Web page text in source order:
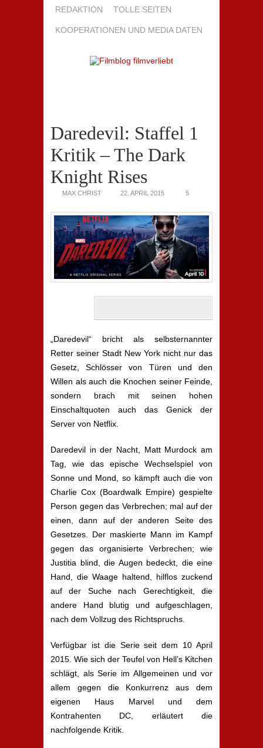
REDAKTION TOLLE SEITEN
KOOPERATIONEN UND MEDIA DATEN
Daredevil: Staffel 1
Kritik – The Dark
Knight Rises
MAX CHRIST 22. APRIL 2015 5
„Daredevil“ bricht als selbsternannter
Retter seiner Stadt New York nicht nur das
Gesetz, Schlösser von Türen und den
Willen als auch die Knochen seiner Feinde,
sondern brach mit seinen hohen
Einschaltquoten auch das Genick der
Server von Netflix.
Daredevil in der Nacht, Matt Murdock am
Tag, wie das epische Wechselspiel von
Sonne und Mond, so kämpft auch die von
Charlie Cox (Boardwalk Empire) gespielte
Person gegen das Verbrechen; mal auf der
einen, dann auf der anderen Seite des
Gesetzes. Der maskierte Mann im Kampf
gegen das organisierte Verbrechen; wie
Justitia blind, die Augen bedeckt, die eine
Hand, die Waage haltend, hilflos zuckend
auf der Suche nach Gerechtigkeit, die
andere Hand blutig und aufgeschlagen,
nach dem Vollzug des Richtspruchs.
Verfügbar ist die Serie seit dem 10 April
2015. Wie sich der Teufel von Hell’s Kitchen
schlägt, als Serie im Allgemeinen und vor
allem gegen die Konkurrenz aus dem
eigenen Haus Marvel und dem
Kontrahenten DC, erläutert die
nachfolgende Kritik.